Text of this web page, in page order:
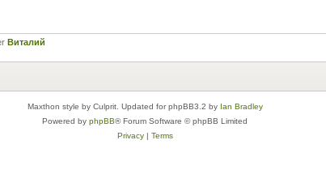
Виталий
Maxthon style by Culprit. Updated for phpBB3.2 by Ian Bradley
Powered by phpBB® Forum Software © phpBB Limited
Privacy| Terms